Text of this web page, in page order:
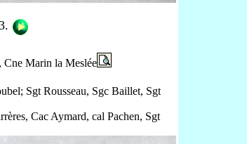
Marin la Meslée
Sgt Rousseau, Sgc Baillet, Sgt
Cac Aymard, cal Pachen, Sgt